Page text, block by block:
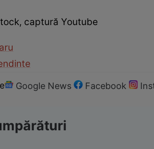
captură Youtube
Google News Facebook